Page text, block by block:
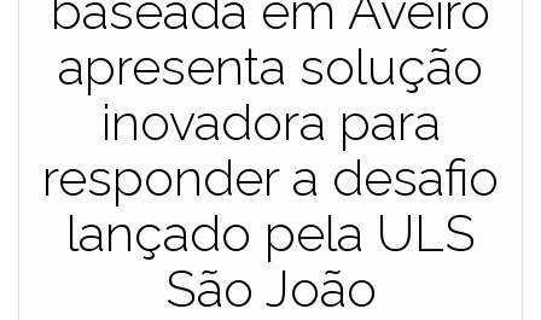
apresenta solução
inovadora para
responder a desafio
lançado pela ULS
São João